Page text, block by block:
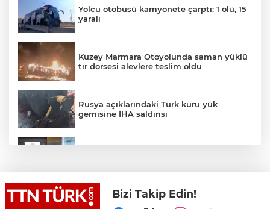
Yolcu otobüsü kamyonete çarptı: 1 ölü, 15
yaralı
Kuzey Marmara Otoyolunda saman yüklü
tır dorsesi alevlere teslim oldu
Rusya açıklarındaki Türk kuru yük
gemisine İHA saldırısı
Lukaku Fener’e mi, Beşiktaş’a mı geliyor?
Bizi Takip Edin!